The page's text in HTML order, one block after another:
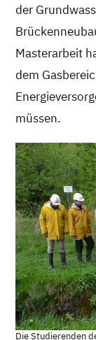
der
Masterarbeit
dem
müssen.
Die Studierenden